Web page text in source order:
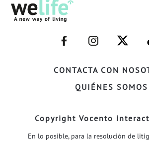
CONTACTA CON
QUIÉNES SOMOS
–
FACEBOOK–
–
INSTAGRAM–
–
Copyright Vocento
En lo posible, para la resolución de